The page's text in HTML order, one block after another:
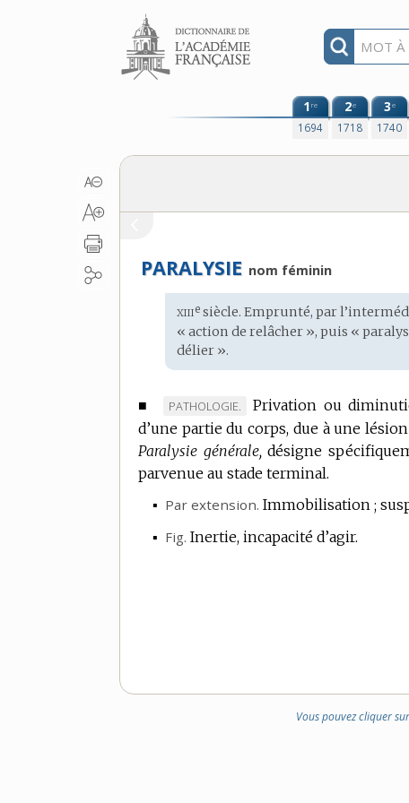
Aller au contenu
1re
1694
2e
1718
3e
1740
PARALYSIE nom féminin
Étymologie
:
xiiie siècle. Emprunté, par
« action de relâcher », puis «
délier ».
■
MARQUE
DE
DOMAINE
:
PATHOLOGIE.
Privation ou
d’une partie du corps, due à une
Paralysie générale, désigne
parvenue au stade terminal.
▪ Par extension. Immobilisation ;
▪ Fig. Inertie, incapacité d’agir.
Vous pouvez cliquer